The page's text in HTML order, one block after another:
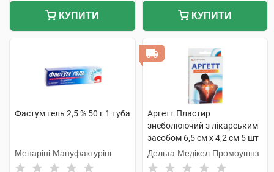
КУПИТИ КУПИТИ
Фастум гель 2,5 % 50 г 1 туба
Менаріні Мануфактурінг
Аргетт Пластир
знеболюючий з лікарським
засобом 6,5 см х 4,2 см 5 шт
Дельта Медікел Промоушнз